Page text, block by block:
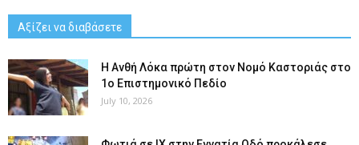
Αξίζει να διαβάσετε
Η Ανθή Λόκα πρώτη στον Νομό Καστοριάς στο
1ο Επιστημονικό Πεδίο
July 10, 2026